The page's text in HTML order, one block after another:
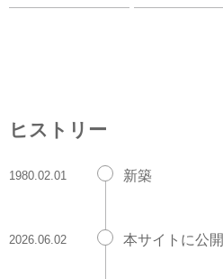
ヒストリー
1980.02.01 新築
2026.06.02 本サイトに公開